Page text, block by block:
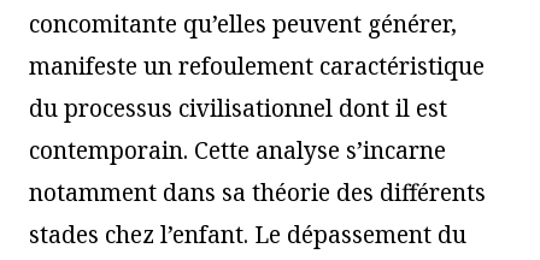
concomitante qu’elles peuvent générer,
manifeste un refoulement caractéristique
du processus civilisationnel dont il est
contemporain. Cette analyse s’incarne
notamment dans sa théorie des différents
stades chez l’enfant. Le dépassement du